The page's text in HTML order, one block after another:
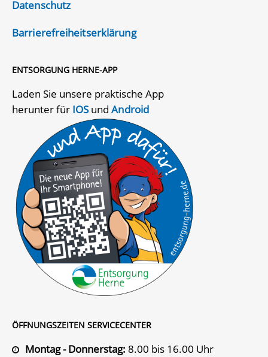
Datenschutz
Barrierefreiheitserklärung
ENTSORGUNG HERNE-APP
Laden Sie unsere praktische App
herunter für IOSundAndroid
ÖFFNUNGSZEITEN SERVICECENTER
Montag - Donnerstag: 8.00 bis 16.00 Uhr